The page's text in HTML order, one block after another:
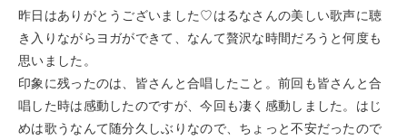
昨日はありがとうございました♡はるなさんの美しい歌声に聴
き入りながらヨガができて、なんて贅沢な時間だろうと何度も
思いました。
印象に残ったのは、皆さんと合唱したこと。前回も皆さんと合
唱した時は感動したのですが、今回も凄く感動しました。はじ
めは歌うなんて随分久しぶりなので、ちょっと不安だったので